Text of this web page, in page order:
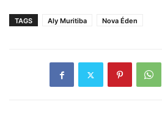
TAGS Aly Muritiba Nova Éden